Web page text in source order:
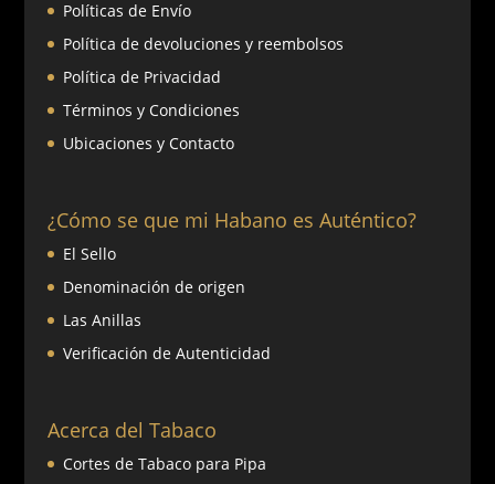
Políticas de Envío
Política de devoluciones y reembolsos
Política de Privacidad
Términos y Condiciones
Ubicaciones y Contacto
¿Cómo se que mi Habano es Auténtico?
El Sello
Denominación de origen
Las Anillas
Verificación de Autenticidad
Acerca del Tabaco
Cortes de Tabaco para Pipa